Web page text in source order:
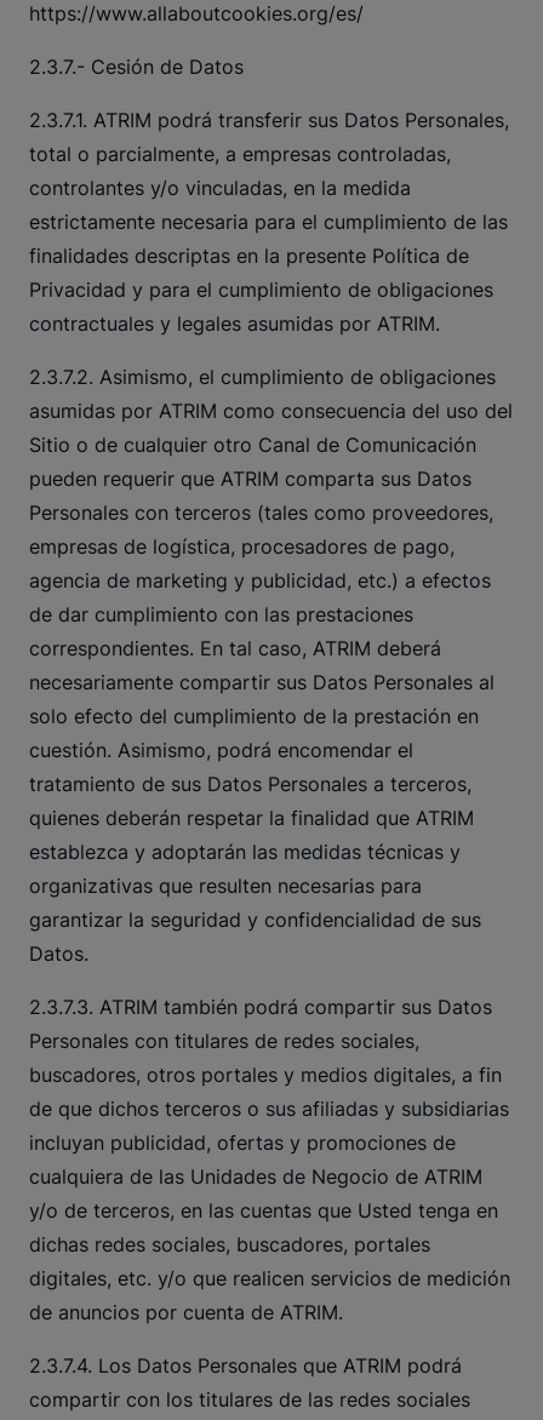
https://www.allaboutcookies.org/es/
2.3.7.- Cesión de Datos
2.3.7.1. ATRIM podrá transferir sus Datos Personales,
total o parcialmente, a empresas controladas,
controlantes y/o vinculadas, en la medida
estrictamente necesaria para el cumplimiento de las
finalidades descriptas en la presente Política de
Privacidad y para el cumplimiento de obligaciones
contractuales y legales asumidas por ATRIM.
2.3.7.2. Asimismo, el cumplimiento de obligaciones
asumidas por ATRIM como consecuencia del uso del
Sitio o de cualquier otro Canal de Comunicación
pueden requerir que ATRIM comparta sus Datos
Personales con terceros (tales como proveedores,
empresas de logística, procesadores de pago,
agencia de marketing y publicidad, etc.) a efectos
de dar cumplimiento con las prestaciones
correspondientes. En tal caso, ATRIM deberá
necesariamente compartir sus Datos Personales al
solo efecto del cumplimiento de la prestación en
cuestión. Asimismo, podrá encomendar el
tratamiento de sus Datos Personales a terceros,
quienes deberán respetar la finalidad que ATRIM
establezca y adoptarán las medidas técnicas y
organizativas que resulten necesarias para
garantizar la seguridad y confidencialidad de sus
Datos.
2.3.7.3. ATRIM también podrá compartir sus Datos
Personales con titulares de redes sociales,
buscadores, otros portales y medios digitales, a fin
de que dichos terceros o sus afiliadas y subsidiarias
incluyan publicidad, ofertas y promociones de
cualquiera de las Unidades de Negocio de ATRIM
y/o de terceros, en las cuentas que Usted tenga en
dichas redes sociales, buscadores, portales
digitales, etc. y/o que realicen servicios de medición
de anuncios por cuenta de ATRIM.
2.3.7.4. Los Datos Personales que ATRIM podrá
compartir con los titulares de las redes sociales